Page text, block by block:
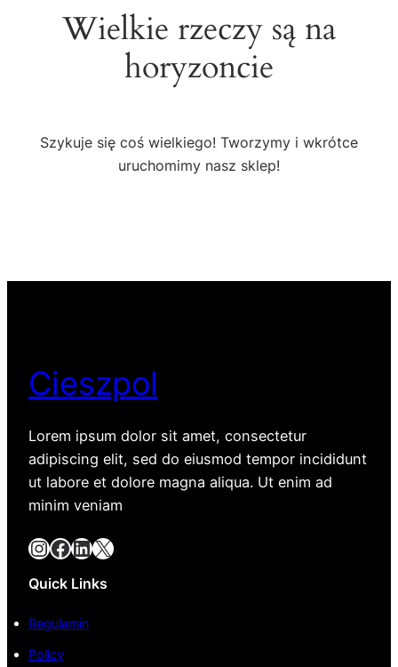
Wielkie rzeczy są na
horyzoncie
Szykuje się coś wielkiego! Tworzymy i wkrótce
uruchomimy nasz sklep!
Cieszpol
Lorem ipsum dolor sit amet, consectetur
adipiscing elit, sed do eiusmod tempor incididunt
ut labore et dolore magna aliqua. Ut enim ad
minim veniam
InstagramFacebook LinkedIn X
Quick Links
Regulamin
Policy